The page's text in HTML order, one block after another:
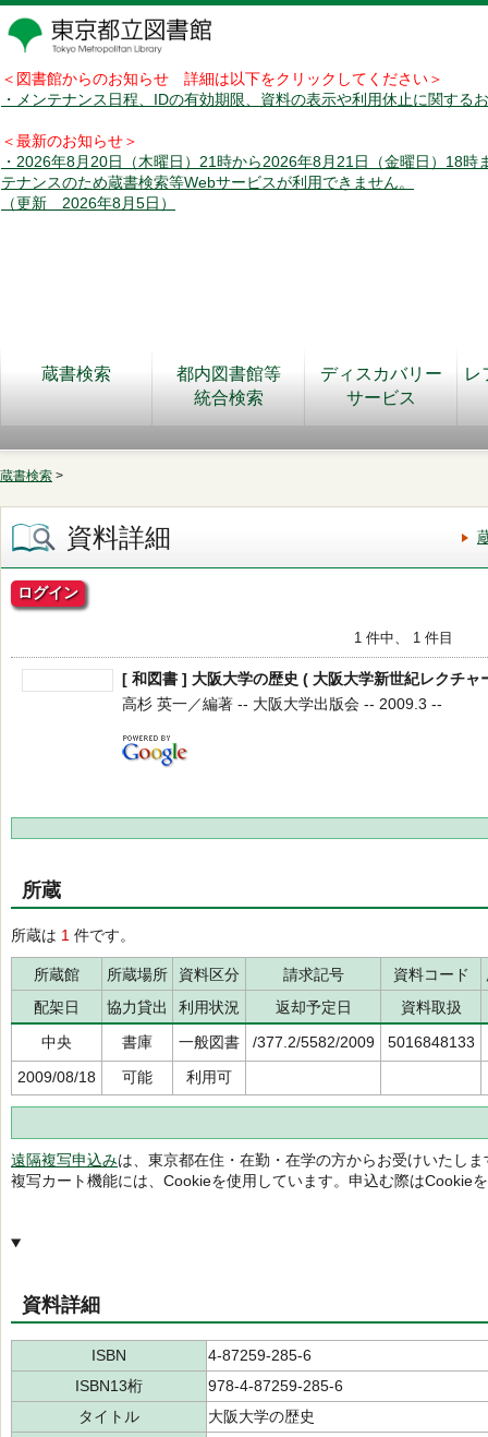
＜図書館からのお知らせ 詳細は以下をクリックしてください＞
・メンテナンス日程、IDの有効期限、資料の表示や利用休止に関する
＜最新のお知らせ＞
・2026年8月20日（木曜日）21時から2026年8月21日（金曜日）18時
テナンスのため蔵書検索等Webサービスが利用できません。
（更新 2026年8月5日）
蔵書検索
都内図書館等
統合検索
ディスカバリー
サービス
レ
蔵書検索 >
資料詳細
ログイン
1 件中、 1 件目
[ 和図書 ] 大阪大学の歴史 ( 大阪大学新世紀レクチャ
高杉 英一／編著 -- 大阪大学出版会 -- 2009.3 --
所蔵
所蔵は 1 件です。
所蔵館 所蔵場所 資料区分 請求記号 資料コード
配架日
協力貸出 利用状況 返却予定日
資料取扱
中央
書庫 一般図書 /377.2/5582/2009
5016848133
2009/08/18
可能 利用可
遠隔複写申込みは、東京都在住・在勤・在学の方からお受けいたしま
複写カート機能には、Cookieを使用しています。申込む際はCookie
資料詳細
ISBN
4-87259-285-6
ISBN13桁
978-4-87259-285-6
タイトル
大阪大学の歴史